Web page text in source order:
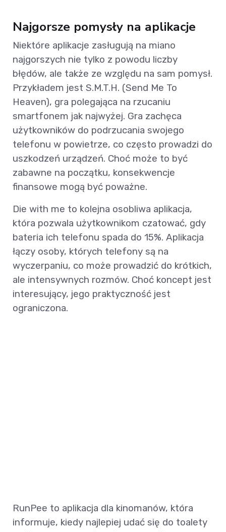
Najgorsze pomysły na aplikacje
Niektóre aplikacje zasługują na miano
najgorszych nie tylko z powodu liczby
błędów, ale także ze względu na sam pomysł.
Przykładem jest S.M.T.H. (Send Me To
Heaven), gra polegająca na rzucaniu
smartfonem jak najwyżej. Gra zachęca
użytkowników do podrzucania swojego
telefonu w powietrze, co często prowadzi do
uszkodzeń urządzeń. Choć może to być
zabawne na początku, konsekwencje
finansowe mogą być poważne.
Die with me to kolejna osobliwa aplikacja,
która pozwala użytkownikom czatować, gdy
bateria ich telefonu spada do 15%. Aplikacja
łączy osoby, których telefony są na
wyczerpaniu, co może prowadzić do krótkich,
ale intensywnych rozmów. Choć koncept jest
interesujący, jego praktyczność jest
ograniczona.
RunPee to aplikacja dla kinomanów, która
informuje, kiedy najlepiej udać się do toalety